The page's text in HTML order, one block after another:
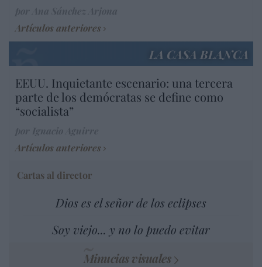
Artículos anteriores
LA CASA BLANCA
EEUU. Inquietante escenario: una tercera
parte de los demócratas se define como
“socialista”
Artículos anteriores
Cartas al director
Dios es el señor de los eclipses
Soy viejo... y no lo puedo evitar
Minucias visuales